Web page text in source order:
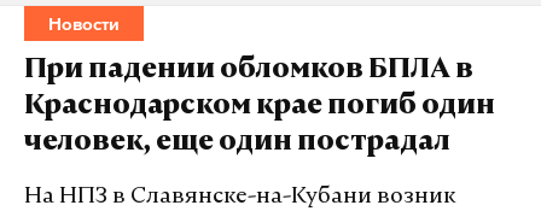
единый государственный экзамен на
максимальные 500 баллов. Об этом сообщил мэр
Сергей Собянин в своем канале в мессенджере
MAX.
«Екатерина Малкова получила высшую оценку
Новости
При падении обломков БПЛА в
Краснодарском крае погиб один
человек, еще один пострадал
На НПЗ в Славянске-на-Кубани возник